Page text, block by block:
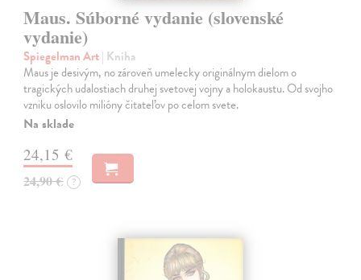
Maus. Súborné vydanie (slovenské
vydanie)
Spiegelman Art| Kniha
Maus je desivým, no zároveň umelecky originálnym dielom o
tragických udalostiach druhej svetovej vojny a holokaustu. Od svojho
vzniku oslovilo milióny čitateľov po celom svete.
Na sklade
24,15 €
24,90 € ?